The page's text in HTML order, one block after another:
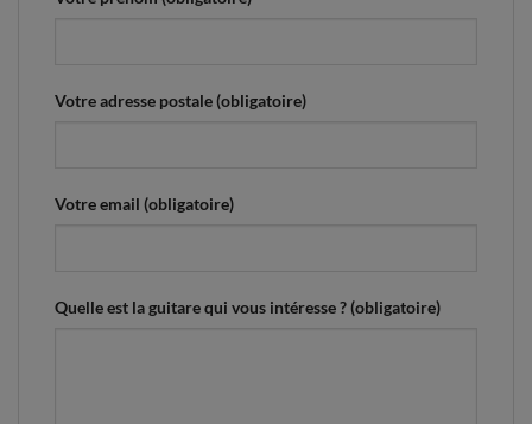
Votre adresse postale (obligatoire)
Votre email (obligatoire)
Quelle est la guitare qui vous intéresse ? (obligatoire)